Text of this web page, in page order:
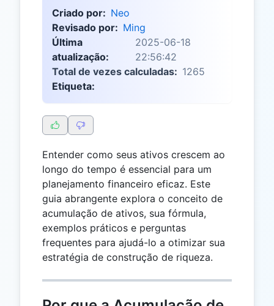
Criado por: Neo
Revisado por: Ming
Última
atualização:
2025-06-18
22:56:42
Total de vezes calculadas: 1265
Etiqueta:
Entender como seus ativos crescem ao
longo do tempo é essencial para um
planejamento financeiro eficaz. Este
guia abrangente explora o conceito de
acumulação de ativos, sua fórmula,
exemplos práticos e perguntas
frequentes para ajudá-lo a otimizar sua
estratégia de construção de riqueza.